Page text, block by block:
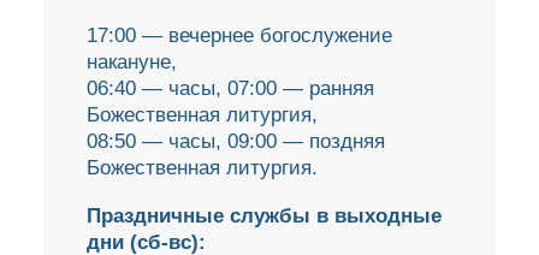
17:00 — вечернее богослужение
накануне,
06:40 — часы, 07:00 — ранняя
Божественная литургия,
08:50 — часы, 09:00 — поздняя
Божественная литургия.
Праздничные службы в выходные
дни (сб-вс):